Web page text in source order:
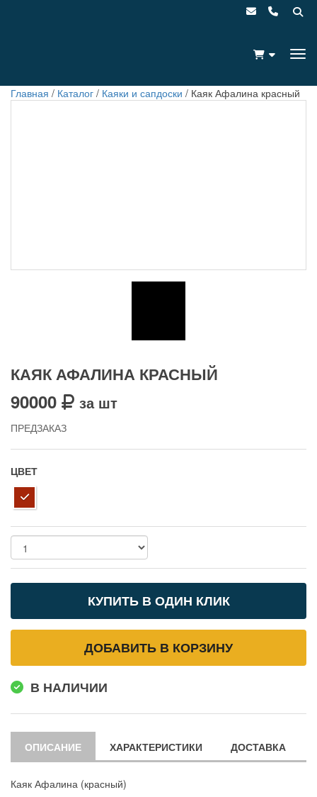
Главная / Каталог / Каяки и сапдоски / Каяк Афалина красный
КАЯК АФАЛИНА КРАСНЫЙ
90000 за шт
ПРЕДЗАКАЗ
ЦВЕТ
КУПИТЬ В ОДИН КЛИК
ДОБАВИТЬ В КОРЗИНУ
В НАЛИЧИИ
ОПИСАНИЕ ХАРАКТЕРИСТИКИ ДОСТАВКА
Каяк Афалина (красный)